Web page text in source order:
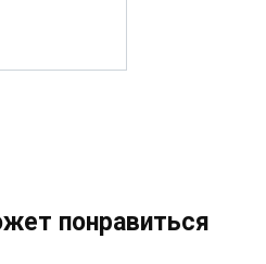
понравиться